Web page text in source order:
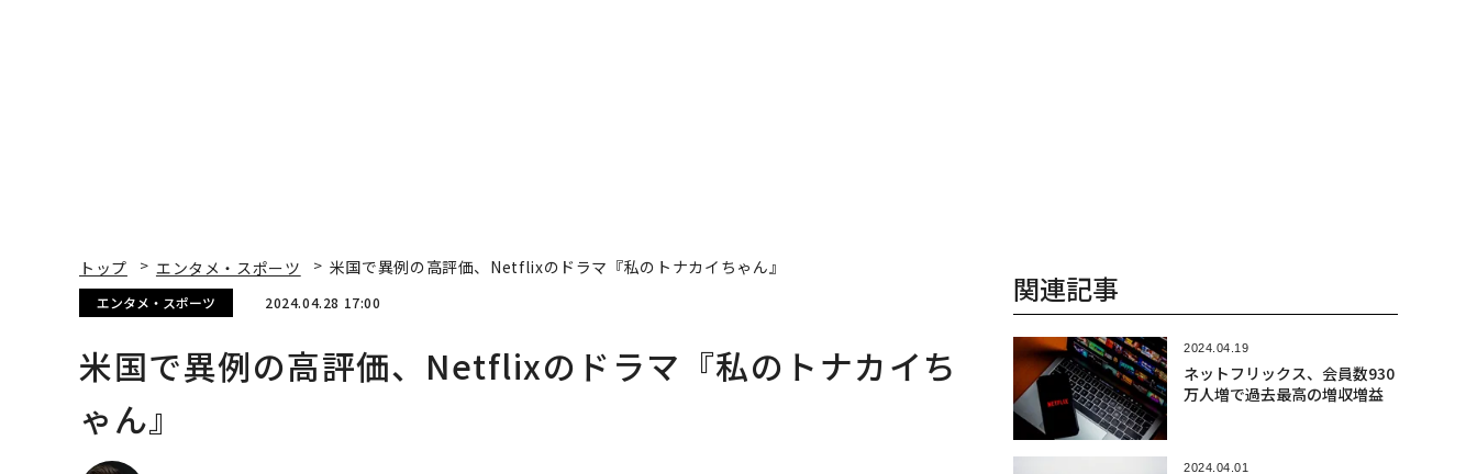
トップ エンタメ・スポーツ 米国で異例の高評価、Netflixのドラマ『私のトナカイちゃん』
エンタメ・スポーツ 2024.04.28 17:00
米国で異例の高評価、Netflixのドラマ『私のトナカイち
ゃん』
関連記事
2024.04.19
ネットフリックス、会員数930
万人増で過去最高の増収増益
2024.04.01